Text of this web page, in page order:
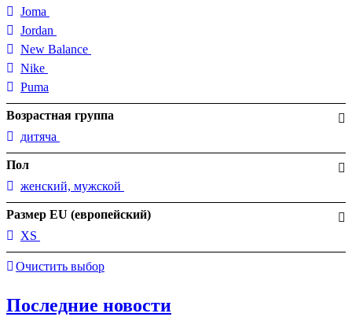
Joma
Jordan
New Balance
Nike
Puma
Возрастная группа
дитяча
Пол
женский, мужской
Размер EU (европейский)
XS
Очистить выбор
Последние новости